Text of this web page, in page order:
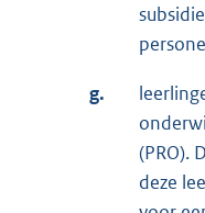
g.
(PRO).
deze